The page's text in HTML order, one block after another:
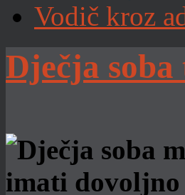
Vodič kroz
Dječja soba